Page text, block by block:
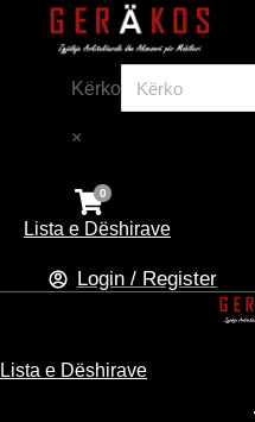
Kërko
×
Lista e Dëshirave
Login / Register
Lista e Dëshirave